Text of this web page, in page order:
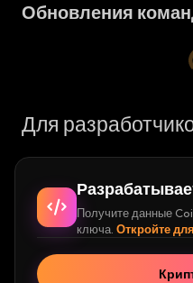
Обновления
Для
Получите данные
ключа. Откройте